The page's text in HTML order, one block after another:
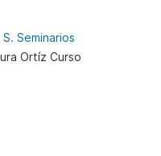
S. Seminarios
Ortíz Curso